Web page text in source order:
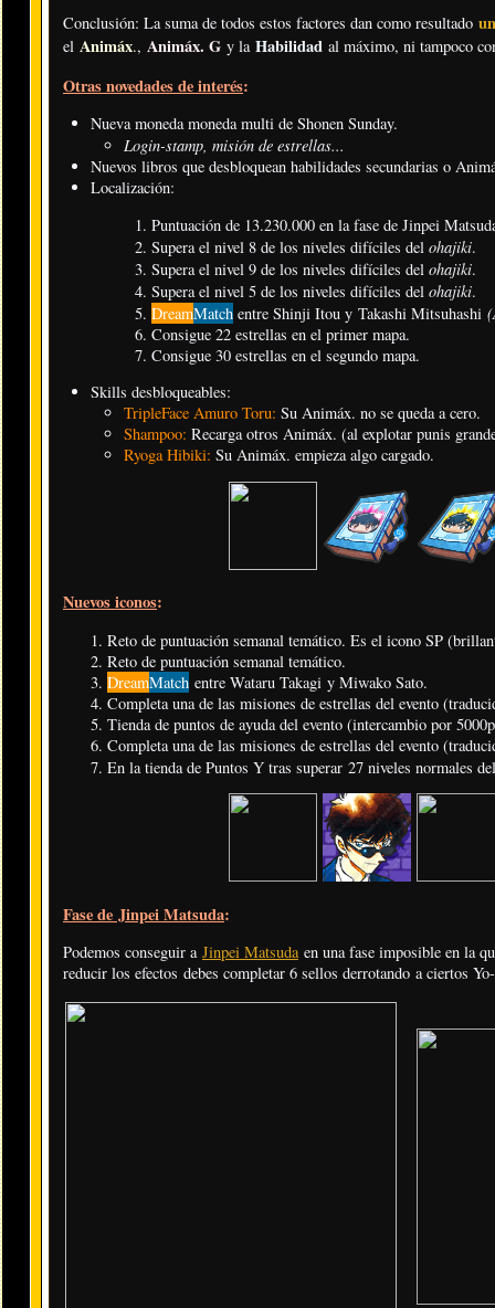
Conclusión: La suma de todos estos factores dan como resultado
el Animáx., Animáx. G y la Habilidad al máximo, ni tampoco
Otras novedades de interés:
Nueva moneda moneda multi de Shonen Sunday.
Login-stamp, misión de estrellas...
Nuevos libros que desbloquean habilidades secundarias o
Localización:
Puntuación de 13.230.000 en la fase de Jinpei
Supera el nivel 8 de los niveles difíciles del ohajiki.
Supera el nivel 9 de los niveles difíciles del ohajiki.
Supera el nivel 5 de los niveles difíciles del ohajiki.
DreamMatch entre Shinji Itou y Takashi Mitsuhashi
Consigue 22 estrellas en el primer mapa.
Consigue 30 estrellas en el segundo mapa.
Skills desbloqueables:
TripleFace Amuro Toru: Su Animáx. no se queda a cero.
Shampoo: Recarga otros Animáx. (al explotar punis
Ryoga Hibiki: Su Animáx. empieza algo cargado.
Nuevos iconos:
Reto de puntuación semanal temático. Es el icono SP
Reto de puntuación semanal temático.
DreamMatch entre Wataru Takagi y Miwako Sato.
Completa una de las misiones de estrellas del evento
Tienda de puntos de ayuda del evento (intercambio por
Completa una de las misiones de estrellas del evento
En la tienda de Puntos Y tras superar 27 niveles normales
Fase de Jinpei Matsuda:
Podemos conseguir a Jinpei Matsudaen una fase imposible en la
reducir los efectos debes completar 6 sellos derrotando a ciertos